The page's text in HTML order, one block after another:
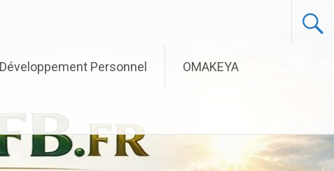
Développement Personnel OMAKEYA